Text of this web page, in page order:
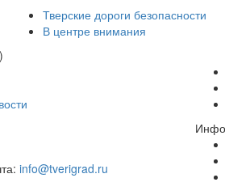
Тверские дороги безопасности
В центре внимания
info@tverigrad.ru